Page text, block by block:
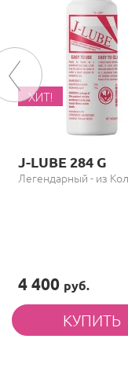
ХИТ!
J-LUBE 284 G
Легендарный - из
4 400 руб.